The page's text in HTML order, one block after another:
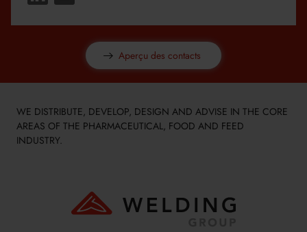
Aperçu des contacts
WE DISTRIBUTE, DEVELOP, DESIGN AND ADVISE IN THE CORE
AREAS OF THE PHARMACEUTICAL, FOOD AND FEED
INDUSTRY.